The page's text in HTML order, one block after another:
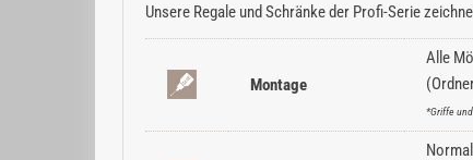
Unsere Regale und Schränke der Profi-Serie
Montage
Alle
*Griffe